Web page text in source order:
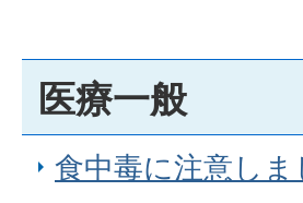
医療一般
食中毒に注意しま